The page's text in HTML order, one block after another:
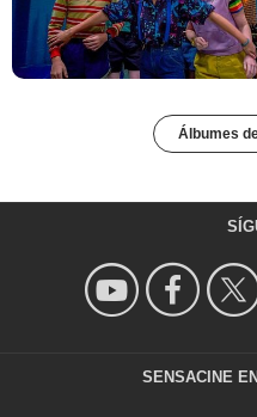
Álbumes
SENSACINE